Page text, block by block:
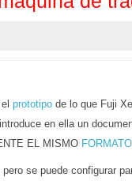
elprototipo de lo que Fuji
en ella un
EL MISMO FORMATO
pero se puede configurar